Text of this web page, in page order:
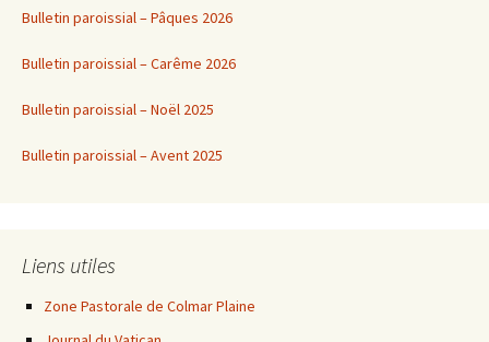
Bulletin paroissial – Pâques 2026
Bulletin paroissial – Carême 2026
Bulletin paroissial – Noël 2025
Bulletin paroissial – Avent 2025
Liens utiles
Zone Pastorale de Colmar Plaine